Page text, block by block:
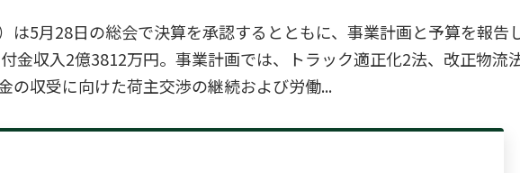
5月28日の総会で決算を承認するとともに、事業計画と予算を報告
金収入2億3812万円。事業計画では、トラック適正化2法、改正物流
の収受に向けた荷主交渉の継続および労働...